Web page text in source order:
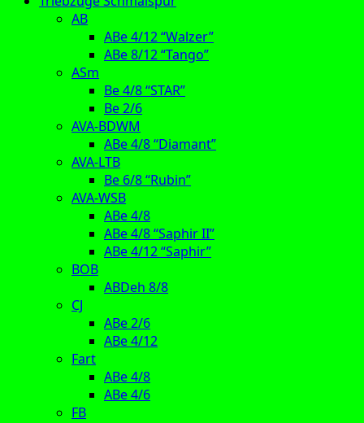
AB
ABe 4/12 “Walzer”
ABe 8/12 “Tango”
ASm
Be 4/8 “STAR”
Be 2/6
AVA-BDWM
ABe 4/8 “Diamant”
AVA-LTB
Be 6/8 “Rubin”
AVA-WSB
ABe 4/8
ABe 4/8 “Saphir II”
ABe 4/12 “Saphir”
BOB
ABDeh 8/8
CJ
ABe 2/6
ABe 4/12
Fart
ABe 4/8
ABe 4/6
FB